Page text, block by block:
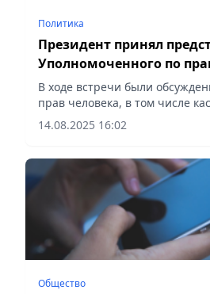
Политика
Президент принял
Уполномоченного по
по городу Астане
В ходе встречи были
прав человека, в том числе
обеспечения благоприятных
ограниченными
14.08.2025 16:02
Общество